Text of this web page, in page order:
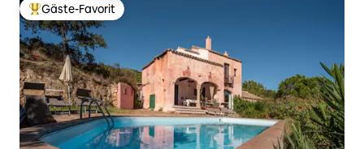
Beliebter Gäste-Favorit.
Gäste-Favorit